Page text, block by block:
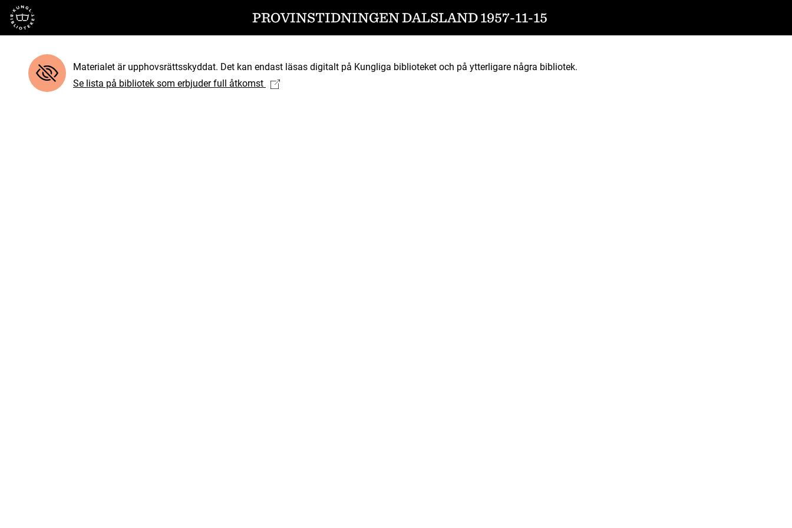
Till startsidan PROVINSTIDNINGEN DALSLAND 1957-11-15
Materialet är upphovsrättsskyddat. Det kan endast läsas digitalt på Kungliga biblioteket och på ytterligare några bibliotek.
Se lista på bibliotek som erbjuder full åtkomst